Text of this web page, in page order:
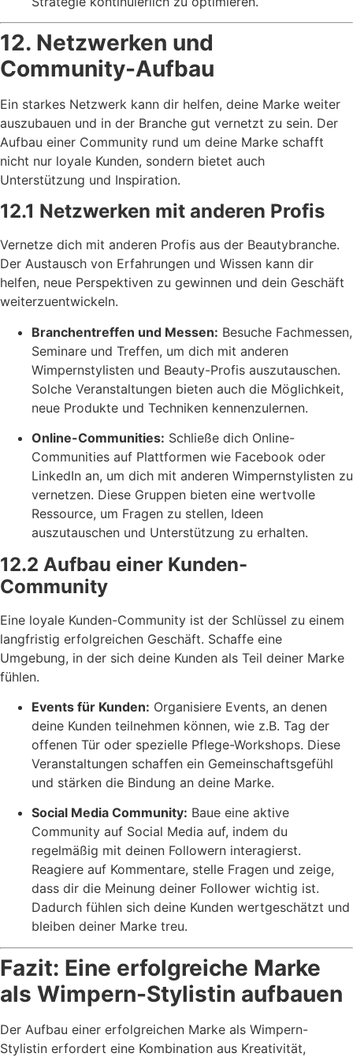
12. Netzwerken und
Community-Aufbau
Ein starkes Netzwerk kann dir helfen, deine Marke weiter
auszubauen und in der Branche gut vernetzt zu sein. Der
Aufbau einer Community rund um deine Marke schafft
nicht nur loyale Kunden, sondern bietet auch
Unterstützung und Inspiration.
12.1 Netzwerken mit anderen Profis
Vernetze dich mit anderen Profis aus der Beautybranche.
Der Austausch von Erfahrungen und Wissen kann dir
helfen, neue Perspektiven zu gewinnen und dein Geschäft
weiterzuentwickeln.
Branchentreffen und Messen: Besuche Fachmessen,
Seminare und Treffen, um dich mit anderen
Wimpernstylisten und Beauty-Profis auszutauschen.
Solche Veranstaltungen bieten auch die Möglichkeit,
neue Produkte und Techniken kennenzulernen.
Online-Communities: Schließe dich Online-
Communities auf Plattformen wie Facebook oder
LinkedIn an, um dich mit anderen Wimpernstylisten zu
vernetzen. Diese Gruppen bieten eine wertvolle
Ressource, um Fragen zu stellen, Ideen
auszutauschen und Unterstützung zu erhalten.
12.2 Aufbau einer Kunden-
Community
Eine loyale Kunden-Community ist der Schlüssel zu einem
langfristig erfolgreichen Geschäft. Schaffe eine
Umgebung, in der sich deine Kunden als Teil deiner Marke
fühlen.
Events für Kunden: Organisiere Events, an denen
deine Kunden teilnehmen können, wie z.B. Tag der
offenen Tür oder spezielle Pflege-Workshops. Diese
Veranstaltungen schaffen ein Gemeinschaftsgefühl
und stärken die Bindung an deine Marke.
Social Media Community: Baue eine aktive
Community auf Social Media auf, indem du
regelmäßig mit deinen Followern interagierst.
Reagiere auf Kommentare, stelle Fragen und zeige,
dass dir die Meinung deiner Follower wichtig ist.
Dadurch fühlen sich deine Kunden wertgeschätzt und
bleiben deiner Marke treu.
Fazit: Eine erfolgreiche Marke
als Wimpern-Stylistin aufbauen
Der Aufbau einer erfolgreichen Marke als Wimpern-
Stylistin erfordert eine Kombination aus Kreativität,